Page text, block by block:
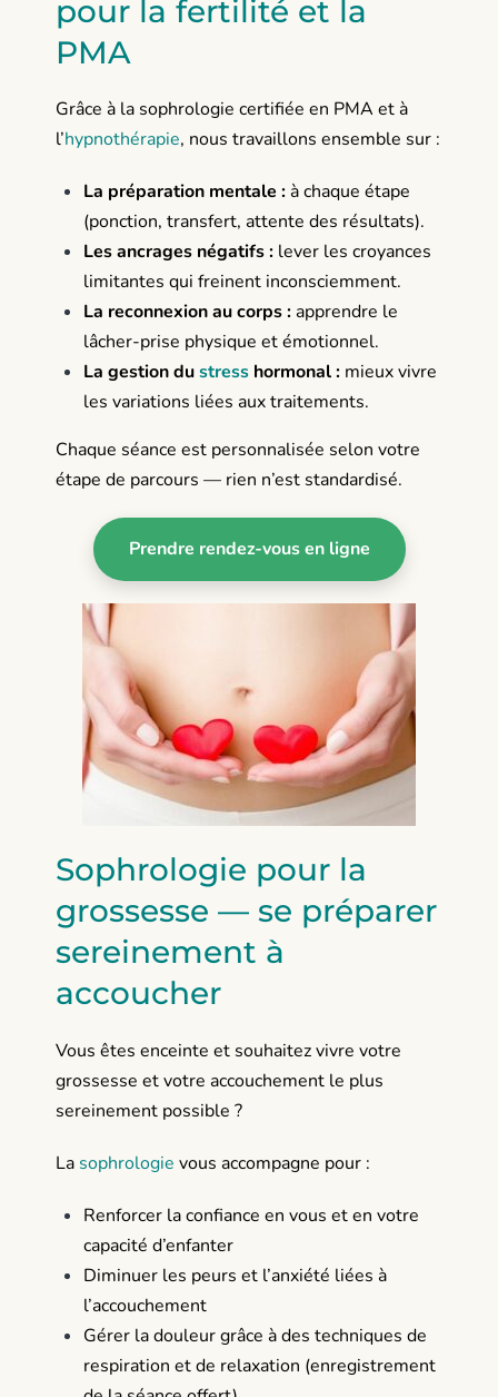
pour la fertilité et la
PMA
Grâce à la sophrologie certifiée en PMA et à
l’hypnothérapie, nous travaillons ensemble sur :
La préparation mentale :à chaque étape
(ponction, transfert, attente des résultats).
Les ancrages négatifs :lever les croyances
limitantes qui freinent inconsciemment.
La reconnexion au corps :apprendre le
lâcher-prise physique et émotionnel.
La gestion dustresshormonal :mieux vivre
les variations liées aux traitements.
Chaque séance est personnalisée selon votre
étape de parcours — rien n’est standardisé.
Prendre rendez-vous en ligne
Sophrologie pour la
grossesse — se préparer
sereinement à
accoucher
Vous êtes enceinte et souhaitez vivre votre
grossesse et votre accouchement le plus
sereinement possible ?
La sophrologie vous accompagne pour :
Renforcer la confiance en vous et en votre
capacité d’enfanter
Diminuer les peurs et l’anxiété liées à
l’accouchement
Gérer la douleur grâce à des techniques de
respiration et de relaxation (enregistrement